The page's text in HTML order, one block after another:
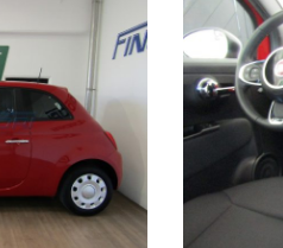
RATE PERSONALIZZATE